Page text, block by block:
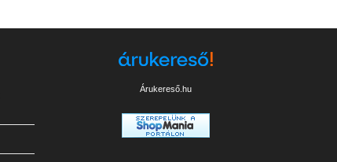
Árukereső.hu